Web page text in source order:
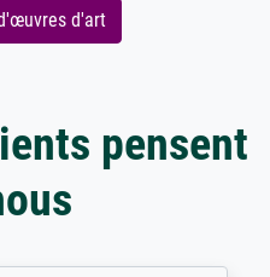
d'art
pensent